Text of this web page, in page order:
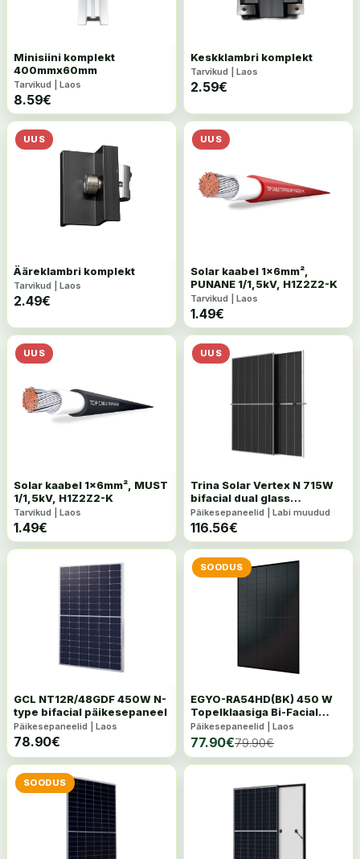
Minisiini komplekt
400mmx60mm
Tarvikud | Laos
8.59€
Keskklambri komplekt
Tarvikud | Laos
2.59€
UUS
Ääreklambri komplekt
Tarvikud | Laos
2.49€
UUS
Solar kaabel 1x6mm²,
PUNANE 1/1,5kV, H1Z2Z2-K
Tarvikud | Laos
1.49€
UUS
Solar kaabel 1x6mm², MUST
1/1,5kV, H1Z2Z2-K
Tarvikud | Laos
1.49€
UUS
Trina Solar Vertex N 715W
bifacial dual glass
päikesepaneel
Päikesepaneelid | Labi muudud
116.56€
GCL NT12R/48GDF 450W N-
type bifacial päikesepaneel
Päikesepaneelid | Laos
78.90€
SOODUS
EGYO-RA54HD(BK) 450 W
Topelklaasiga Bi-Facial
päikesepaneel
Päikesepaneelid | Laos
77.90€79.90€
SOODUS